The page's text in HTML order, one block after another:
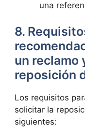
una
8.
un reclamo
reposición
Los requisitos
solicitar la
siguientes: